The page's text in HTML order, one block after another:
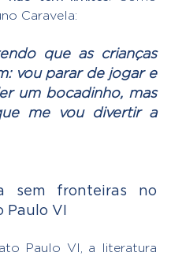
Caravela:
que as crianças
vou parar de jogar e
um bocadinho, mas
me vou divertir a
sem fronteiras no
Paulo VI
Paulo VI, a literatura